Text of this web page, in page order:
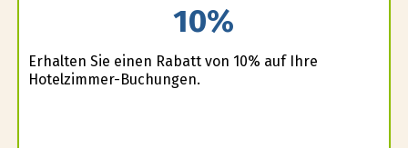
10%
Erhalten Sie einen Rabatt von 10% auf Ihre
Hotelzimmer-Buchungen.